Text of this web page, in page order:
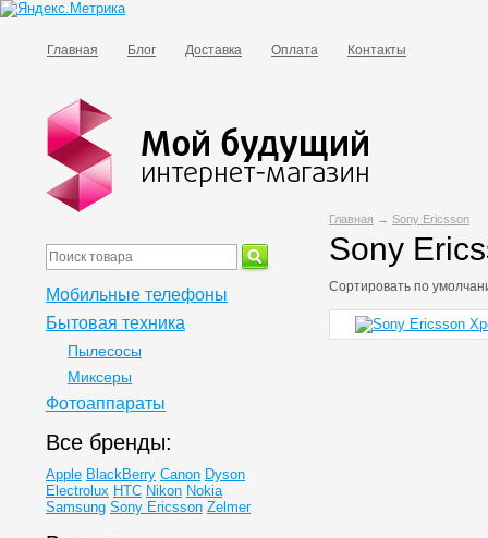
Главная Блог Доставка Оплата Контакты
Главная → Sony Ericsson
Sony
Сортировать по
Мобильные телефоны
Бытовая техника
Пылесосы
Миксеры
Фотоаппараты
Все бренды:
Apple BlackBerry Canon Dyson
Electrolux HTC Nikon Nokia
Samsung Sony Ericsson Zelmer